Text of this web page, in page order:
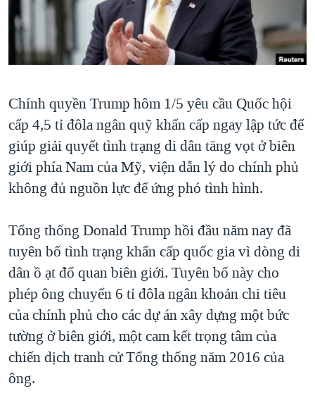
"Tìm"
NGƯỜI VIỆT HẢI NGOẠI
KINH TẾ
VĂN HOÁ
THỂ THAO
GIÁO DỤC
TẠI
HÀNH TRÌNH BẦU CỬ 2024
MỘT NĂM CHIẾN TRANH TẠI DẢI GAZA
NGÀY TỊ NẠN THẾ GIỚI
TRỊNH VĨNH BÌNH - NGƯỜI HẠ 'BÊN THẮNG CUỘC'
GROUND ZERO – XƯA VÀ NAY
CHI PHÍ CHIẾN TRANH AFGHANISTAN
THƯỢNG ĐỈNH TRUMP-KIM TẠI VIỆT NAM
TRỊNH VĨNH BÌNH VS. CHÍNH PHỦ VIỆT NAM
NGƯ DÂN VIỆT VÀ LÀN SÓNG TRỘM HẢI SÂM
BÊN KIA QUỐC LỘ: TIẾNG VỌNG TỪ NÔNG THÔN MỸ
QUAN HỆ VIỆT MỸ
VIDEO
Ngôn ngữ khác
Chính quyền Trump hôm 1/5 yêu cầu Quốc hội
cấp 4,5 tỉ đôla ngân quỹ khẩn cấp ngay lập tức để
giúp giải quyết tình trạng di dân tăng vọt ở biên
giới phía Nam của Mỹ, viện dẫn lý do chính phủ
không đủ nguồn lực để ứng phó tình hình.
Tổng thống Donald Trump hồi đầu năm nay đã
tuyên bố tình trạng khẩn cấp quốc gia vì dòng di
dân ồ ạt đổ quan biên giới. Tuyên bố này cho
phép ông chuyển 6 tỉ đôla ngân khoản chi tiêu
của chính phủ cho các dự án xây dựng một bức
tường ở biên giới, một cam kết trọng tâm của
chiến dịch tranh cử Tổng thống năm 2016 của
ông.